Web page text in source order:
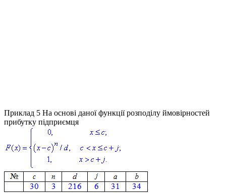
Приклад 5 На основі даної функції розподілу ймовірностей
прибутку підприємця